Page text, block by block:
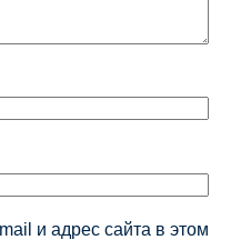
и адрес сайта в этом